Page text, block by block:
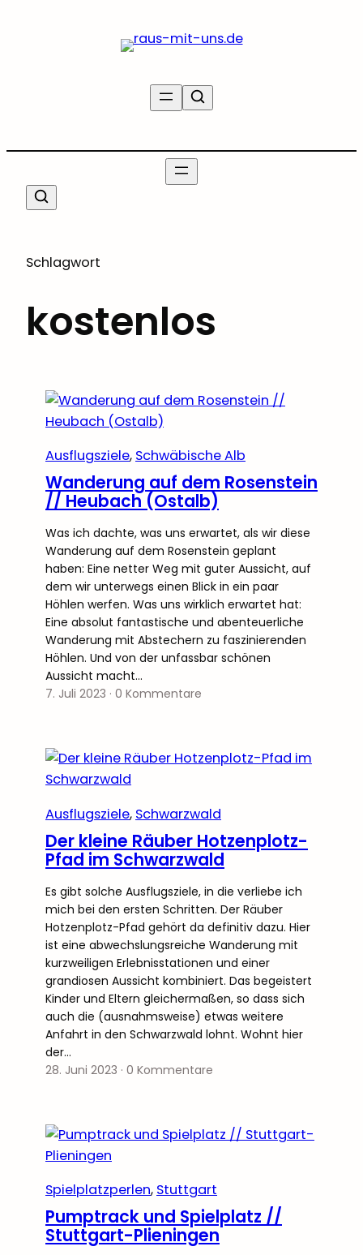
Schlagwort
kostenlos
Ausflugsziele, Schwäbische Alb
Wanderung auf dem Rosenstein
// Heubach (Ostalb)
Was ich dachte, was uns erwartet, als wir diese
Wanderung auf dem Rosenstein geplant
haben: Eine netter Weg mit guter Aussicht, auf
dem wir unterwegs einen Blick in ein paar
Höhlen werfen. Was uns wirklich erwartet hat:
Eine absolut fantastische und abenteuerliche
Wanderung mit Abstechern zu faszinierenden
Höhlen. Und von der unfassbar schönen
Aussicht macht…
7. Juli 2023 · 0 Kommentare
Ausflugsziele, Schwarzwald
Der kleine Räuber Hotzenplotz-
Pfad im Schwarzwald
Es gibt solche Ausflugsziele, in die verliebe ich
mich bei den ersten Schritten. Der Räuber
Hotzenplotz-Pfad gehört da definitiv dazu. Hier
ist eine abwechslungsreiche Wanderung mit
kurzweiligen Erlebnisstationen und einer
grandiosen Aussicht kombiniert. Das begeistert
Kinder und Eltern gleichermaßen, so dass sich
auch die (ausnahmsweise) etwas weitere
Anfahrt in den Schwarzwald lohnt. Wohnt hier
der…
28. Juni 2023 · 0 Kommentare
Spielplatzperlen, Stuttgart
Pumptrack und Spielplatz //
Stuttgart-Plieningen